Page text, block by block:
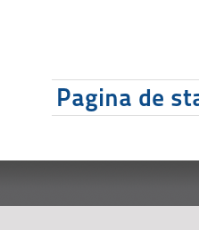
Pagina de